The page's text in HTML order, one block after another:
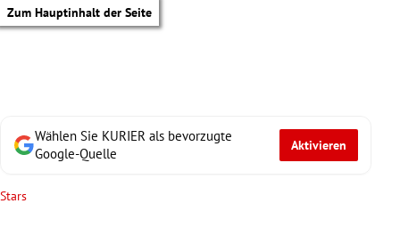
Zum Hauptinhalt der Seite
Wählen Sie KURIER als bevorzugte
Google-Quelle
Aktivieren
Stars